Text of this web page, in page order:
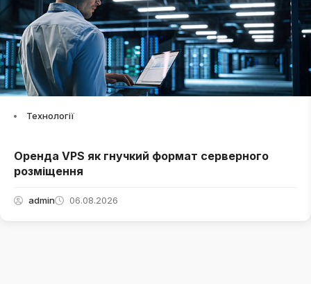
Технології
Оренда VPS як гнучкий формат серверного
розміщення
admin 06.08.2026